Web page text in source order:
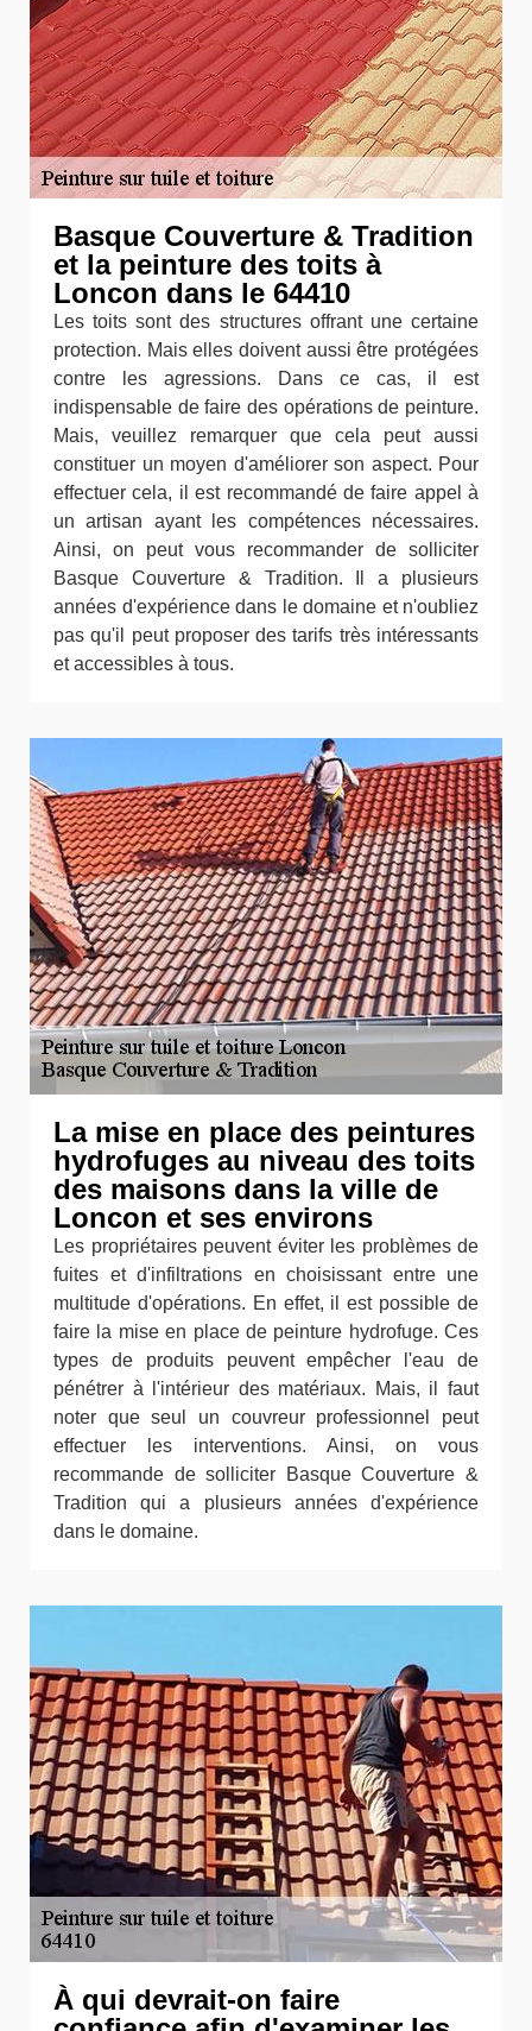
Basque Couverture & Tradition
et la peinture des toits à
Loncon dans le 64410
Les toits sont des structures offrant une certaine
protection. Mais elles doivent aussi être protégées
contre les agressions. Dans ce cas, il est
indispensable de faire des opérations de peinture.
Mais, veuillez remarquer que cela peut aussi
constituer un moyen d'améliorer son aspect. Pour
effectuer cela, il est recommandé de faire appel à
un artisan ayant les compétences nécessaires.
Ainsi, on peut vous recommander de solliciter
Basque Couverture & Tradition. Il a plusieurs
années d'expérience dans le domaine et n'oubliez
pas qu'il peut proposer des tarifs très intéressants
et accessibles à tous.
La mise en place des peintures
hydrofuges au niveau des toits
des maisons dans la ville de
Loncon et ses environs
Les propriétaires peuvent éviter les problèmes de
fuites et d'infiltrations en choisissant entre une
multitude d'opérations. En effet, il est possible de
faire la mise en place de peinture hydrofuge. Ces
types de produits peuvent empêcher l'eau de
pénétrer à l'intérieur des matériaux. Mais, il faut
noter que seul un couvreur professionnel peut
effectuer les interventions. Ainsi, on vous
recommande de solliciter Basque Couverture &
Tradition qui a plusieurs années d'expérience
dans le domaine.
À qui devrait-on faire